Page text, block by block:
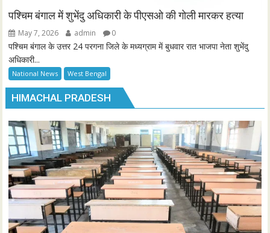
पश्चिम बंगाल में शुभेंदु अधिकारी के पीएसओ की गोली मारकर हत्या
May 7, 2026 admin 0
पश्चिम बंगाल के उत्तर 24 परगना जिले के मध्यग्राम में बुधवार रात भाजपा नेता शुभेंदु
अधिकारी...
National News West Bengal
HIMACHAL PRADESH